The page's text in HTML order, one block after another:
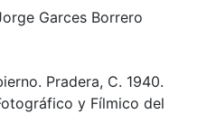
Garces Borrero
Pradera, C. 1940.
y Fílmico del